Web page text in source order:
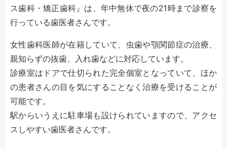
ス歯科・矯正歯科』は、年中無休で夜の21時まで診察を
行っている歯医者さんです。
女性歯科医師が在籍していて、虫歯や顎関節症の治療、
親知らずの抜歯、入れ歯などに対応しています。
診療室はドアで仕切られた完全個室となっていて、ほか
の患者さんの目を気にすることなく治療を受けることが
可能です。
駅からいうえに駐車場も設けられていますので、アクセ
スしやすい歯医者さんです。